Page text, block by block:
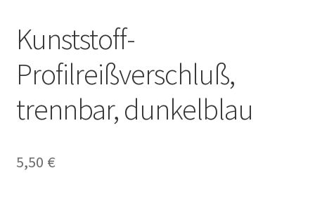
Kunststoff-
Profilreißverschluß,
trennbar, dunkelblau
5,50 €